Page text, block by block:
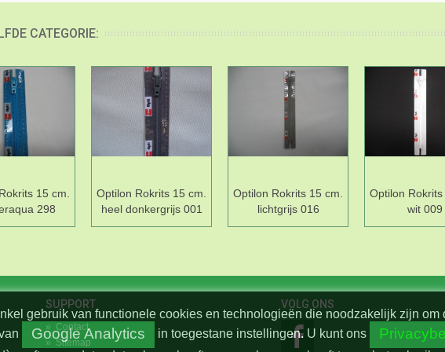
CATEGORIE:
15 cm.
298
Optilon Rokrits 15 cm.
heel donkergrijs 001
Optilon Rokrits 15 cm.
lichtgrijs 016
Optilon Rokrits
wit 009
SUPPORT
» Contact
» Sitemap
VOLG ONS
gebruik van functionele cookies en technologieën die noodzakelijk zijn
Google Analytics in toegestane instellingen. U kunt ons